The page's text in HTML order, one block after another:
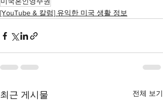
[YouTube & 칼럼] 유익한 미국 생활 정보
최근 게시물 전체 보기